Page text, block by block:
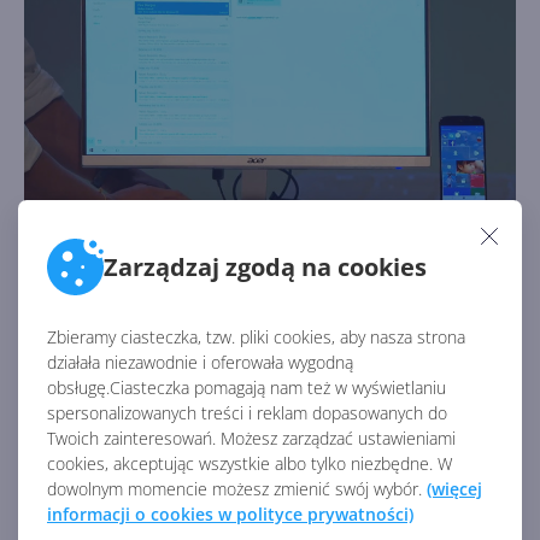
Zarządzaj zgodą na cookies
Zbieramy ciasteczka, tzw. pliki cookies, aby nasza strona
działała niezawodnie i oferowała wygodną
obsługę.Ciasteczka pomagają nam też w wyświetlaniu
spersonalizowanych treści i reklam dopasowanych do
Twoich zainteresowań. Możesz zarządzać ustawieniami
cookies, akceptując wszystkie albo tylko niezbędne. W
dowolnym momencie możesz zmienić swój wybór. (więcej
informacji o cookies w polityce prywatności)
Producent dodał, że Jade Primo wejdzie na rynek z
użytkownika całkowicie gładkim". To m. in. stacja
dokująca, bezprzewodowa mysz i klawiatura. Acer
ogłosił też, że posiada monitory, gotowe do pracy z
interfejsem Continuum ("Continuum-ready"). Na razie
brak jakichkolwiek informacji o dostępności i cenie
wspomnianych urządzeń.